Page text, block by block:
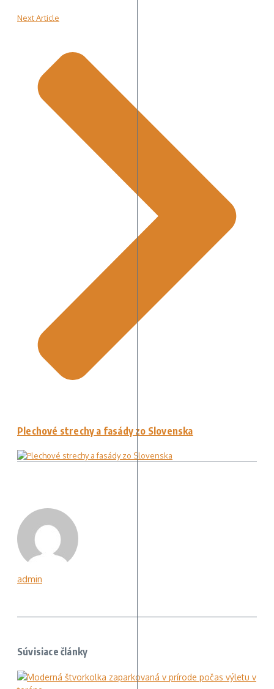
Next Article
Plechové strechy a fasády zo Slovenska
admin
Súvisiace články